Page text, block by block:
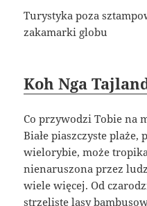
Turystyka poza
zakamarki globu
Koh Nga
Co przywodzi Tobie na
Białe piaszczyste
wielorybie, może
nienaruszona przez
wiele więcej. Od
strzeliste lasy